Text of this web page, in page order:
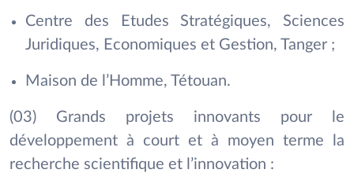
Centre des Etudes Stratégiques, Sciences
Juridiques, Economiques et Gestion, Tanger ;
Maison de l’Homme, Tétouan.
(03) Grands projets innovants pour le
développement à court et à moyen terme la
recherche scientifique et l’innovation :